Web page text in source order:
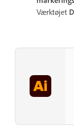
Værktøjet